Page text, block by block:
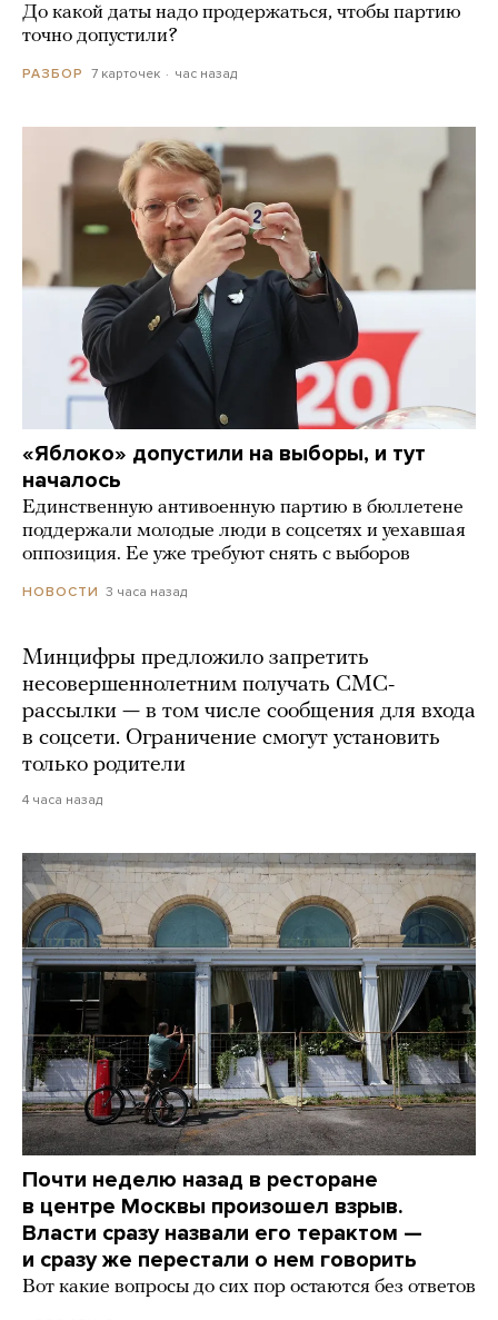
До какой даты надо продержаться, чтобы партию
точно допустили?
РАЗБОР 7 карточек час назад
«Яблоко» допустили на выборы, и тут
началось
Единственную антивоенную партию в бюллетене
поддержали молодые люди в соцсетях и уехавшая
оппозиция. Ее уже требуют снять с выборов
НОВОСТИ 3 часа назад
Минцифры предложило запретить
несовершеннолетним получать СМС-
рассылки — в том числе сообщения для входа
в соцсети. Ограничение смогут установить
только родители
4 часа назад
Почти неделю назад в ресторане
в центре Москвы произошел взрыв.
Власти сразу назвали его терактом —
и сразу же перестали о нем говорить
Вот какие вопросы до сих пор остаются без ответов